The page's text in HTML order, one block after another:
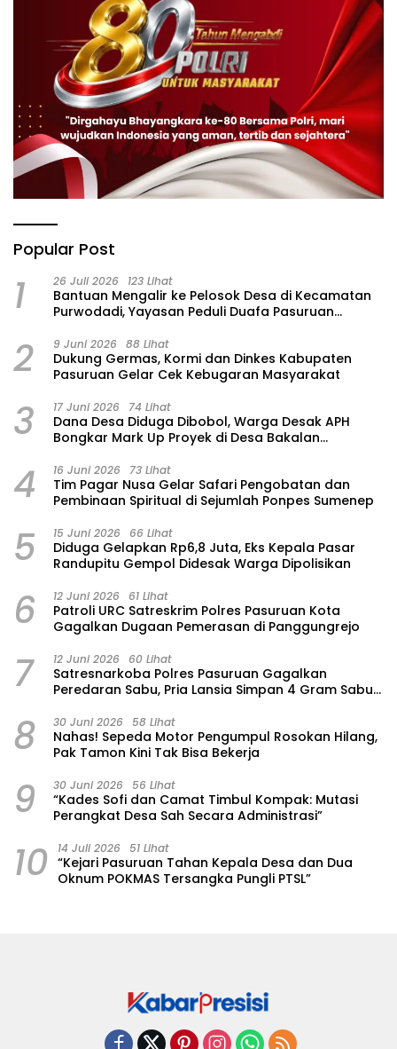
Popular Post
1 26 Juli 2026 123 Lihat
‎Bantuan Mengalir ke Pelosok Desa di Kecamatan
Purwodadi, Yayasan Peduli Duafa Pasuruan
2 9 Juni 2026 88 Lihat
Dukung Germas, Kormi dan Dinkes Kabupaten
Pasuruan Gelar Cek Kebugaran Masyarakat
3 17 Juni 2026 74 Lihat
Dana Desa Diduga Dibobol, Warga Desak APH
Bongkar Mark Up Proyek di Desa Bakalan
4 16 Juni 2026 73 Lihat
Tim Pagar Nusa Gelar Safari Pengobatan dan
Pembinaan Spiritual di Sejumlah Ponpes Sumenep
5 15 Juni 2026 66 Lihat
‎Diduga Gelapkan Rp6,8 Juta, Eks Kepala Pasar
Randupitu Gempol Didesak Warga Dipolisikan
6 12 Juni 2026 61 Lihat
Patroli URC Satreskrim Polres Pasuruan Kota
Gagalkan Dugaan Pemerasan di Panggungrejo
7 12 Juni 2026 60 Lihat
Satresnarkoba Polres Pasuruan Gagalkan
Peredaran Sabu, Pria Lansia Simpan 4 Gram Sabu
8 30 Juni 2026 58 Lihat
‎Nahas! Sepeda Motor Pengumpul Rosokan Hilang,
Pak Tamon Kini Tak Bisa Bekerja
9 30 Juni 2026 56 Lihat
“Kades Sofi dan Camat Timbul Kompak: Mutasi
Perangkat Desa Sah Secara Administrasi”
10 14 Juli 2026 51 Lihat
“Kejari Pasuruan Tahan Kepala Desa dan Dua
Oknum POKMAS Tersangka Pungli PTSL”